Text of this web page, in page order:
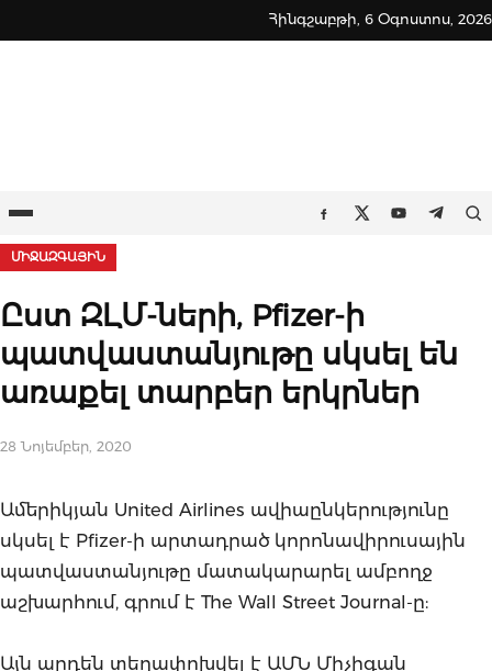
to
Հինգշաբթի, 6 Օգոստոս, 2026
Ընտրացանկ Facebook
TwitterYoutube
ՄԻՋԱԶԳԱՅԻՆ
Ըստ ԶԼՄ-ների, Pfizer-ի
պատվաստանյութը սկսել են
առաքել տարբեր երկրներ
28 Նոյեմբեր, 2020
Ամերիկյան United Airlines ավիաընկերությունը
սկսել է Pfizer-ի արտադրած կորոնավիրուսային
պատվաստանյութը մատակարարել ամբողջ
աշխարհում, գրում է The Wall Street Journal-ը:
Այն արդեն տեղափոխվել է ԱՄՆ Միչիգան